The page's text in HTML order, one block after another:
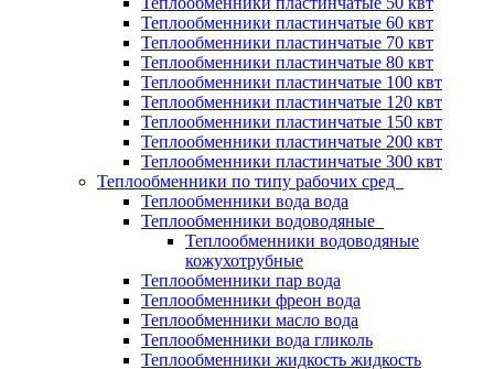
Теплообменники пластинчатые 60 квт
Теплообменники пластинчатые 70 квт
Теплообменники пластинчатые 80 квт
Теплообменники пластинчатые 100 квт
Теплообменники пластинчатые 120 квт
Теплообменники пластинчатые 150 квт
Теплообменники пластинчатые 200 квт
Теплообменники пластинчатые 300 квт
Теплообменники по типу рабочих сред
Теплообменники вода вода
Теплообменники водоводяные
Теплообменники водоводяные
кожухотрубные
Теплообменники пар вода
Теплообменники фреон вода
Теплообменники масло вода
Теплообменники вода гликоль
Теплообменники жидкость жидкость